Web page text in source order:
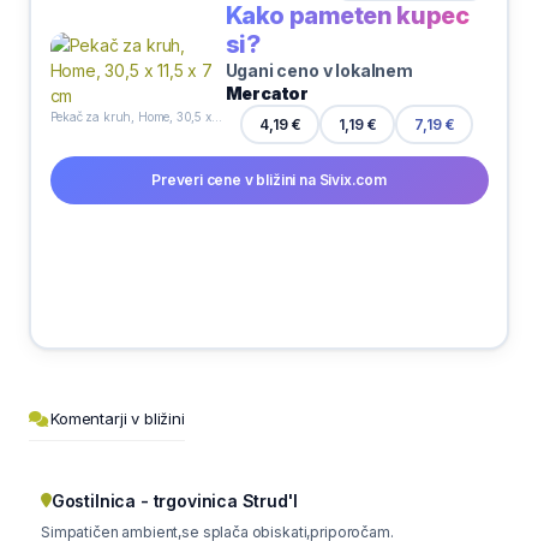
Pekač za kruh, Home, 30,5 x 11,5 x 7 cm
Kako pameten kupec
si?
Ugani ceno v lokalnem
Mercator
4,19 € 1,19 € 7,19 €
Preveri cene v bližini na Sivix.com
Komentarji v bližini
Gostilnica - trgovinica Strud'l
Simpatičen ambient,se splača obiskati,priporočam.